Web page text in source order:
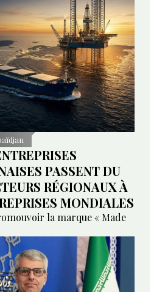
PASSENT DU
RÉGIONAUX À
MONDIALES
la marque « Made